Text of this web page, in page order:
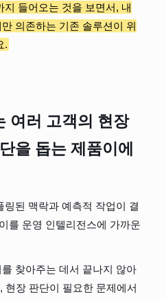
들어오는 것을 보면서, 내
의존하는 기존 솔루션이 위
.
여러 고객의 현장
을 돕는 제품이에
된 맥락과 예측적 작업이 결
를 운영 인텔리전스에 가까운
찾아주는 데서 끝나지 않아
현장 판단이 필요한 문제에서